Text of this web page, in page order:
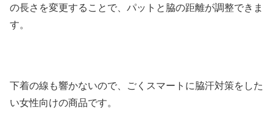
の長さを変更することで、パットと脇の距離が調整できま
す。
下着の線も響かないので、ごくスマートに脇汗対策をした
い女性向けの商品です。